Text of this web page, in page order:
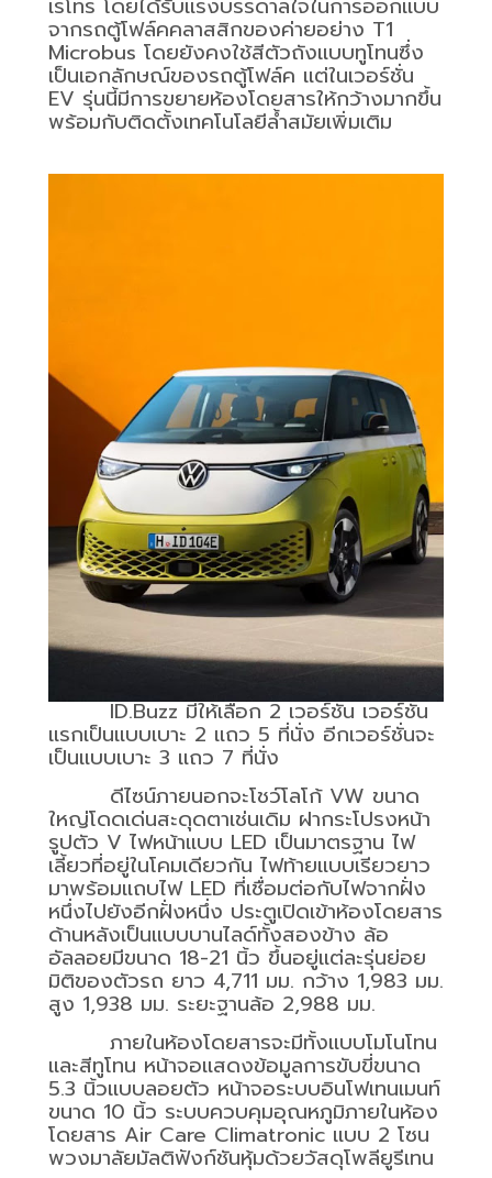
เรโทร โดยได้รับแรงบรรดาลใจในการออกแบบ
จากรถตู้โฟล์คคลาสสิกของค่ายอย่าง T1
Microbus โดยยังคงใช้สีตัวถังแบบทูโทนซึ่ง
เป็นเอกลักษณ์ของรถตู้โฟล์ค แต่ในเวอร์ชั่น
EV รุ่นนี้มีการขยายห้องโดยสารให้กว้างมากขึ้น
พร้อมกับติดตั้งเทคโนโลยีล้ำสมัยเพิ่มเติม
ID.Buzzมีให้เลือก2เวอร์ชั่น เวอร์ชั่น
แรกเป็นแบบเบาะ 2 แถว 5 ที่นั่ง อีกเวอร์ชั่นจะ
เป็นแบบเบาะ 3 แถว 7 ที่นั่ง
ดีไซน์ภายนอกจะโชว์โลโก้ VW ขนาด
ใหญ่โดดเด่นสะดุดตาเช่นเดิม ฝากระโปรงหน้า
รูปตัว V ไฟหน้าแบบ LED เป็นมาตรฐาน ไฟ
เลี้ยวที่อยู่ในโคมเดียวกัน ไฟท้ายแบบเรียวยาว
มาพร้อมแถบไฟ LED ที่เชื่อมต่อกับไฟจากฝั่ง
หนึ่งไปยังอีกฝั่งหนึ่ง ประตูเปิดเข้าห้องโดยสาร
ด้านหลังเป็นแบบบานไลด์ทั้งสองข้าง ล้อ
อัลลอยมีขนาด 18-21 นิ้ว ขึ้นอยู่แต่ละรุ่นย่อย
มิติของตัวรถ ยาว 4,711 มม. กว้าง 1,983 มม.
สูง 1,938 มม. ระยะฐานล้อ 2,988 มม.
ภายในห้องโดยสารจะมีทั้งแบบโมโนโทน
และสีทูโทน หน้าจอแสดงข้อมูลการขับขี่ขนาด
5.3 นิ้วแบบลอยตัว หน้าจอระบบอินโฟเทนเมนท์
ขนาด 10 นิ้ว ระบบควบคุมอุณหภูมิภายในห้อง
โดยสาร Air Care Climatronic แบบ 2 โซน
พวงมาลัยมัลติฟังก์ชันหุ้มด้วยวัสดุโพลียูรีเทน